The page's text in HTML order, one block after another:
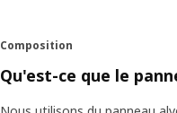
Composition
Qu'est-ce que le